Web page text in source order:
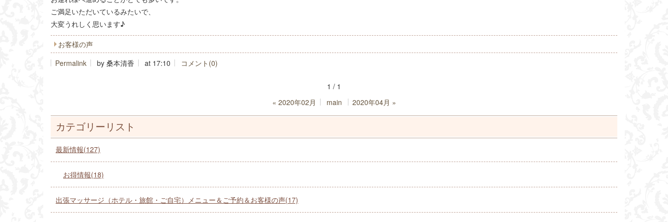
ご満足いただいているみたいで、
大変うれしく思います♪
お客様の声
Permalink
by 桑本清香 at 17:10 コメント(0)
1 / 1
« 2020年02月 main 2020年04月 »
カテゴリーリスト
最新情報(127)
お得情報(18)
出張マッサージ（ホテル・旅館・ご自宅）メニュー＆ご予約＆お客様の声(17)